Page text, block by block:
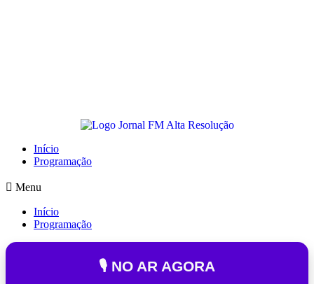
Início
Programação
Menu
Início
Programação
🎙️ NO AR AGORA